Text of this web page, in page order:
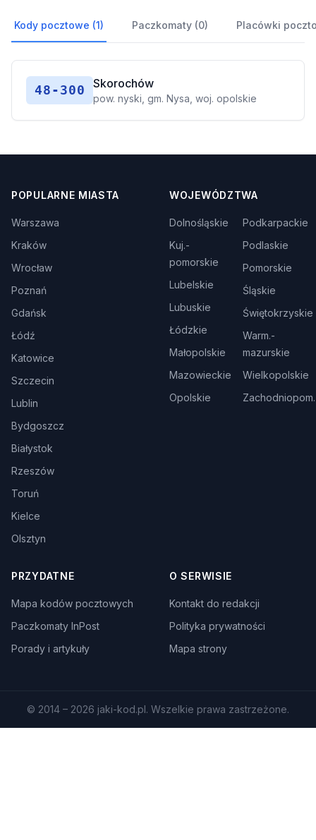
Kody pocztowe (1) Paczkomaty (0) Placówki
48-300 Skorochów
pow. nyski, gm. Nysa, woj. opolskie
POPULARNE MIASTA
Warszawa
Kraków
Wrocław
Poznań
Gdańsk
Łódź
Katowice
Szczecin
Lublin
Bydgoszcz
Białystok
Rzeszów
Toruń
Kielce
Olsztyn
WOJEWÓDZTWA
Dolnośląskie
Kuj.-
pomorskie
Lubelskie
Lubuskie
Łódzkie
Małopolskie
Mazowieckie
Opolskie
Podkarpackie
Podlaskie
Pomorskie
Śląskie
Świętokrzyskie
Warm.-
mazurskie
Wielkopolskie
Zachodniopom.
PRZYDATNE
Mapa kodów pocztowych
Paczkomaty InPost
Porady i artykuły
O SERWISIE
Kontakt do redakcji
Polityka prywatności
Mapa strony
© 2014 – 2026 jaki-kod.pl. Wszelkie prawa zastrzeżone.